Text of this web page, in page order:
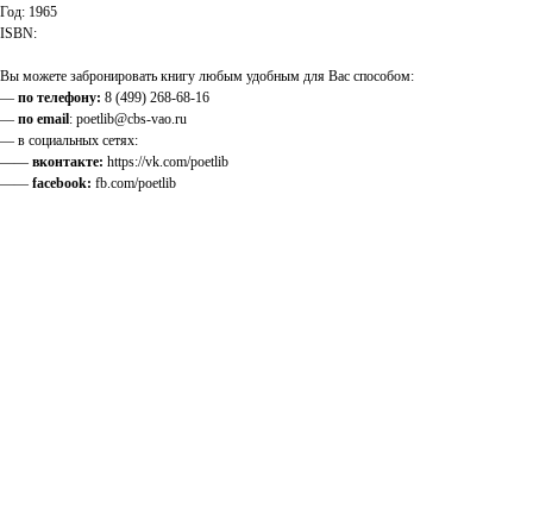
Год: 1965
ISBN:
Вы можете забронировать книгу любым удобным для Вас способом:
— по телефону: 8 (499) 268-68-16
— по email: poetlib@cbs-vao.ru
— в социальных сетях:
—— вконтакте: https://vk.com/poetlib
—— facebook: fb.com/poetlib